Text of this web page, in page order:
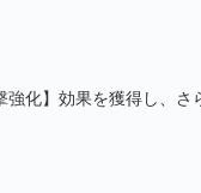
化】効果を獲得し、